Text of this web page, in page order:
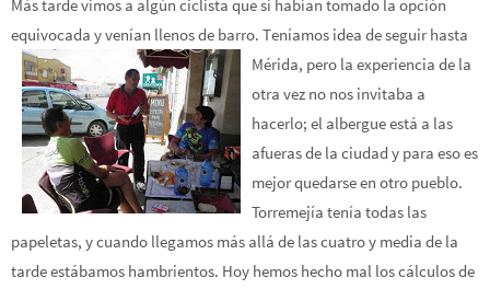
Más tarde vimos a algún ciclista que sí habían tomado la opción
equivocada y venían llenos de barro. Teníamos idea de seguir hasta
Mérida, pero la experiencia de la
otra vez no nos invitaba a
hacerlo; el albergue está a las
afueras de la ciudad y para eso es
mejor quedarse en otro pueblo.
Torremejía tenía todas las
papeletas, y cuando llegamos más allá de las cuatro y media de la
tarde estábamos hambrientos. Hoy hemos hecho mal los cálculos de